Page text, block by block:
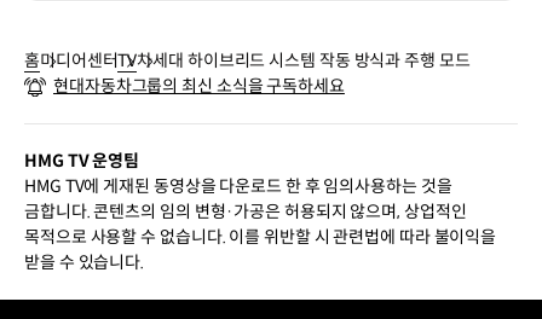
홈미디어센터TV차세대 하이브리드 시스템 작동 방식과 주행 모드
현대자동차그룹의 최신 소식을 구독하세요
HMG TV 운영팀
HMG TV에 게재된 동영상을 다운로드 한 후 임의사용하는 것을
금합니다. 콘텐츠의 임의 변형·가공은 허용되지 않으며, 상업적인
목적으로 사용할 수 없습니다. 이를 위반할 시 관련법에 따라 불이익을
받을 수 있습니다.